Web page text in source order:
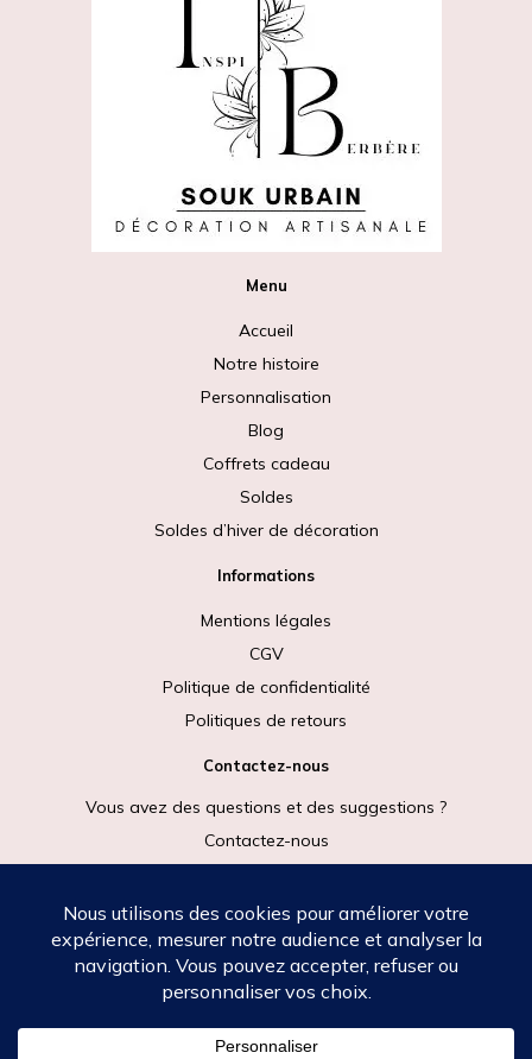
Menu
Accueil
Notre histoire
Personnalisation
Blog
Coffrets cadeau
Soldes
Soldes d’hiver de décoration
Informations
Mentions légales
CGV
Politique de confidentialité
Politiques de retours
Contactez-nous
Vous avez des questions et des suggestions ?
Contactez-nous
Copyright © [2026] Tous droits réservés -